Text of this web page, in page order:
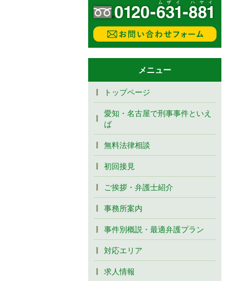
メニュー
トップページ
愛知・名古屋で刑事事件といえ
ば
無料法律相談
初回接見
ご挨拶・弁護士紹介
事務所案内
事件別概説・最適弁護プラン
対応エリア
求人情報